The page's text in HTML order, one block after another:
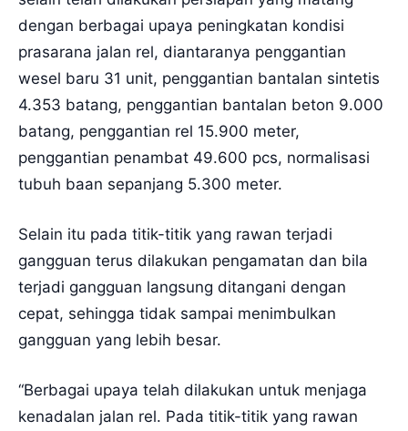
dengan berbagai upaya peningkatan kondisi
prasarana jalan rel, diantaranya penggantian
wesel baru 31 unit, penggantian bantalan sintetis
4.353 batang, penggantian bantalan beton 9.000
batang, penggantian rel 15.900 meter,
penggantian penambat 49.600 pcs, normalisasi
tubuh baan sepanjang 5.300 meter.
Selain itu pada titik-titik yang rawan terjadi
gangguan terus dilakukan pengamatan dan bila
terjadi gangguan langsung ditangani dengan
cepat, sehingga tidak sampai menimbulkan
gangguan yang lebih besar.
“Berbagai upaya telah dilakukan untuk menjaga
kenadalan jalan rel. Pada titik-titik yang rawan